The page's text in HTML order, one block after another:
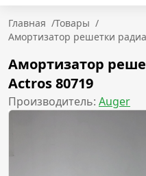
Главная /Товары /
Амортизатор решетки
Амортизатор
Actros 80719
Производитель: Auger